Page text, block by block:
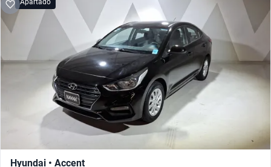
Apartado
Hyundai • Accent